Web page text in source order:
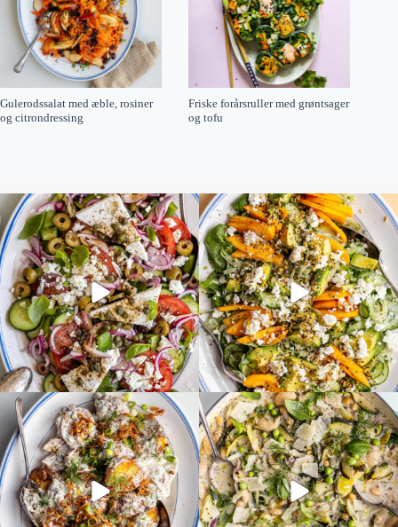
Gulerodssalat med æble, rosiner
og citrondressing
Friske forårsruller med grøntsager
og tofu